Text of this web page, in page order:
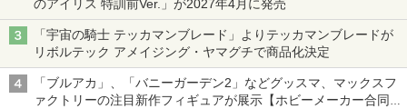
のアイリス 特訓前Ver.」が2027年4月に発売
「宇宙の騎士 テッカマンブレード」よりテッカマンブレードが
リボルテック アメイジング・ヤマグチで商品化決定
「ブルアカ」、「バニーガーデン2」などグッスマ、マックスフ
ァクトリーの注目新作フィギュアが展示【ホビーメーカー合同展